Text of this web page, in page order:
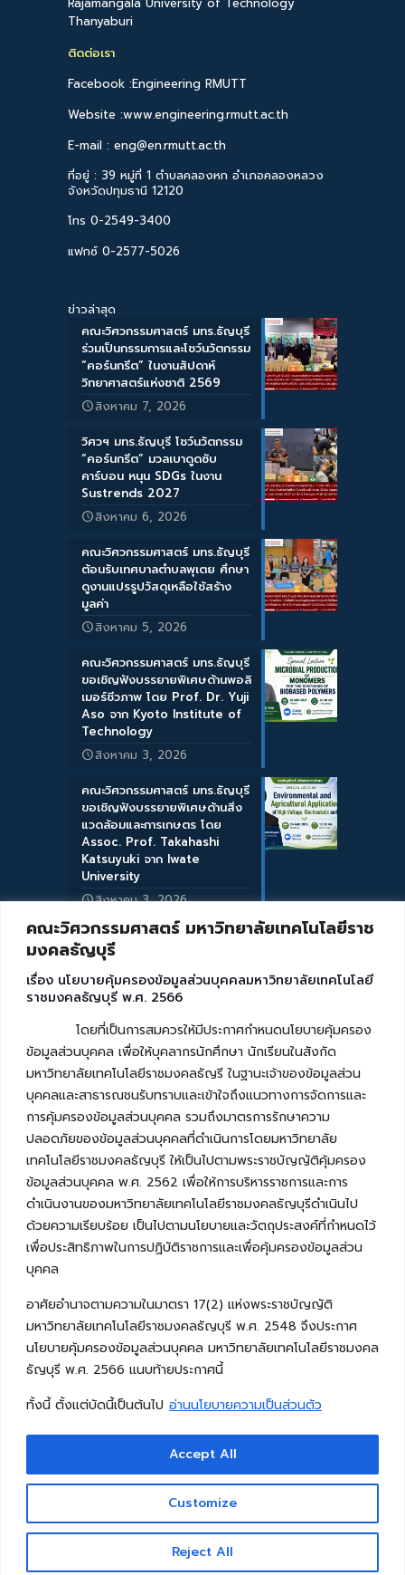
คณะวิศวกรรมศาสตร์ มหาวิทยาลัยเทคโนโลยีราช
มงคลธัญบุรี
เรื่อง นโยบายคุ้มครองข้อมูลส่วนบุคคลมหาวิทยาลัยเทคโนโลยี
ราชมงคลธัญบุรี พ.ศ. 2566
โดยที่เป็นการสมควรให้มีประกาศกำหนดนโยบายคุ้มครอง
ข้อมูลส่วนบุคคล เพื่อให้บุคลากรนักศึกษา นักเรียนในสังกัด
มหาวิทยาลัยเทคโนโลยีราชมงคลธัญรี ในฐานะเจ้าของข้อมูลส่วน
บุคคลและสาธารณชนรับทราบและเข้าใจถึงแนวทางการจัดการและ
การคุ้มครองข้อมูลส่วนบุคคล รวมถึงมาตรการรักษาความ
ปลอดภัยของข้อมูลส่วนบุคคลที่ดำเนินการโดยมหาวิทยาลัย
เทคโนโลยีราชมงคลธัญบุรี ให้เป็นไปตามพระราชบัญญัติคุ้มครอง
ข้อมูลส่วนบุคคล พ.ศ. 2562 เพื่อให้การบริหารราชการและการ
ดำเนินงานของมหาวิทยาลัยเทคโนโลยีราชมงคลธัญบุรีดำเนินไป
ด้วยความเรียบร้อย เป็นไปตามนโยบายและวัตถุประสงค์ที่กำหนดไว้
เพื่อประสิทธิภาพในการปฏิบัติราชการและเพื่อคุ้มครองข้อมูลส่วน
บุคคล
อาศัยอำนาจตามความในมาตรา 17(2) แห่งพระราชบัญญัติ
มหาวิทยาลัยเทคโนโลยีราชมงคลธัญบุรี พ.ศ. 2548 จึงประกาศ
นโยบายคุ้มครองข้อมูลส่วนบุคคล มหาวิทยาลัยเทคโนโลยีราชมงคล
ธัญบุรี พ.ศ. 2566 แนบท้ายประกาศนี้
ทั้งนี้ ตั้งแต่บัดนี้เป็นต้นไป อ่านนโยบายความเป็นส่วนตัว
Customize
Reject All
Accept All
Rajamangala University of Technology
Thanyaburi
ติดต่อเรา
Facebook :Engineering RMUTT
Website :www.engineering.rmutt.ac.th
E-mail : eng@en.rmutt.ac.th
ที่อยู่ : 39 หมู่ที่ 1 ตำบลคลองหก อำเภอคลองหลวง
จังหวัดปทุมธานี 12120
โทร 0-2549-3400
แฟกซ์ 0-2577-5026
ข่าวล่าสุด
คณะวิศวกรรมศาสตร์ มทร.ธัญบุรี
ร่วมเป็นกรรมการและโชว์นวัตกรรม
“คอร์นกรีต” ในงานสัปดาห์
วิทยาศาสตร์แห่งชาติ 2569
สิงหาคม 7, 2026
วิศวฯ มทร.ธัญบุรี โชว์นวัตกรรม
“คอร์นกรีต” มวลเบาดูดซับ
คาร์บอน หนุน SDGs ในงาน
Sustrends 2027
สิงหาคม 6, 2026
คณะวิศวกรรมศาสตร์ มทร.ธัญบุรี
ต้อนรับเทศบาลตำบลพุเตย ศึกษา
ดูงานแปรรูปวัสดุเหลือใช้สร้าง
มูลค่า
สิงหาคม 5, 2026
คณะวิศวกรรมศาสตร์ มทร.ธัญบุรี
ขอเชิญฟังบรรยายพิเศษด้านพอลิ
เมอร์ชีวภาพ โดย Prof. Dr. Yuji
Aso จาก Kyoto Institute of
Technology
สิงหาคม 3, 2026
คณะวิศวกรรมศาสตร์ มทร.ธัญบุรี
ขอเชิญฟังบรรยายพิเศษด้านสิ่ง
แวดล้อมและการเกษตร โดย
Assoc. Prof. Takahashi
Katsuyuki จาก Iwate
University
สิงหาคม 3, 2026
Copyright © 2026 คณะวิศวกรรมศาสตร์ มหาวิทยาลัย
เทคโนโลยีราชมงคลธัญบุรี